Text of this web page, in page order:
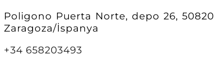
Poligono Puerta Norte, depo 26, 50820
Zaragoza/İspanya
+34 658203493